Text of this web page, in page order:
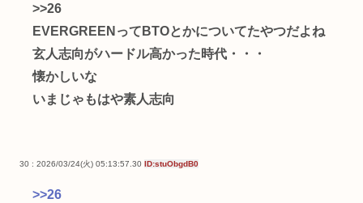
>>26
EVERGREENってBTOとかについてたやつだよね
玄人志向がハードル高かった時代・・・
懐かしいな
いまじゃもはや素人志向
30 : 2026/03/24(火) 05:13:57.30 ID:stuObgdB0
>>26